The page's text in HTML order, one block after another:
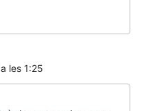
les 1:25